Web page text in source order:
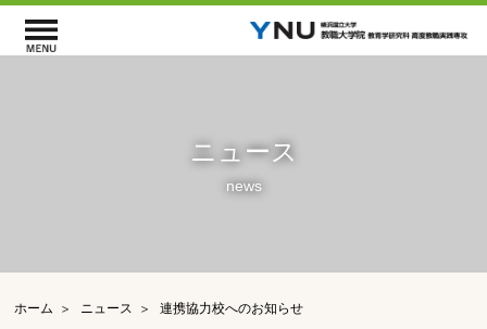
ニュース
news
ホーム ニュース 連携協力校へのお知らせ